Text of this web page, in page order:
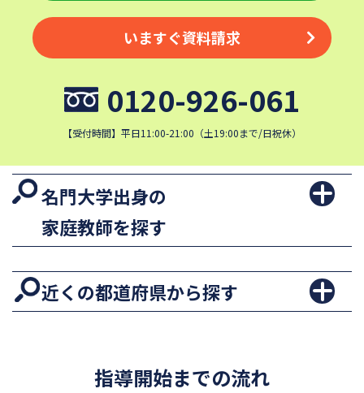
いますぐ資料請求
0120-926-061
【受付時間】平日11:00-21:00（土19:00まで/日祝休）
名門大学出身の
家庭教師を探す
近くの都道府県から探す
指導開始までの流れ